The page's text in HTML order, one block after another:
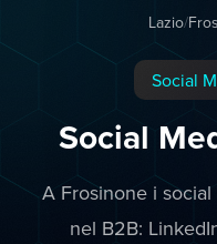
Lazio/
Social
Social
A Frosinone i
nel B2B: